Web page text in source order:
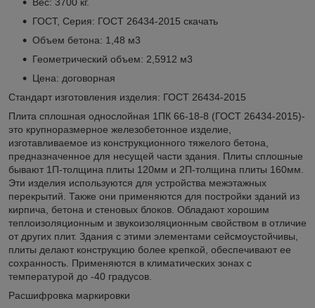
Вес: 3700 кг.
ГОСТ, Серия: ГОСТ 26434-2015 скачать
Объем бетона: 1,48 м3
Геометрический объем: 2,5912 м3
Цена: договорная
Стандарт изготовления изделия: ГОСТ 26434-2015
Плита сплошная однослойная 1ПК 66-18-8 (ГОСТ 26434-2015)-
это крупноразмерное железобетонное изделие,
изготавливаемое из конструкционного тяжелого бетона,
предназначенное для несущей части здания. Плиты сплошные
бывают 1П-толщина плиты 120мм и 2П-толщина плиты 160мм.
Эти изделия используются для устройства межэтажных
перекрытий. Также они применяются для постройки зданий из
кирпича, бетона и стеновых блоков. Обладают хорошим
теплоизоляционным и звукоизоляционным свойством в отличие
от других плит. Здания с этими элементами сейсмоустойчивы,
плиты делают конструкцию более крепкой, обеспечивают ее
сохранность. Применяются в климатических зонах с
температурой до -40 градусов.
Расшифровка маркировки